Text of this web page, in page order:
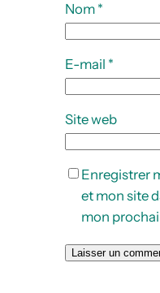
Nom *
E-mail *
Site web
Enregistrer
et mon site
mon